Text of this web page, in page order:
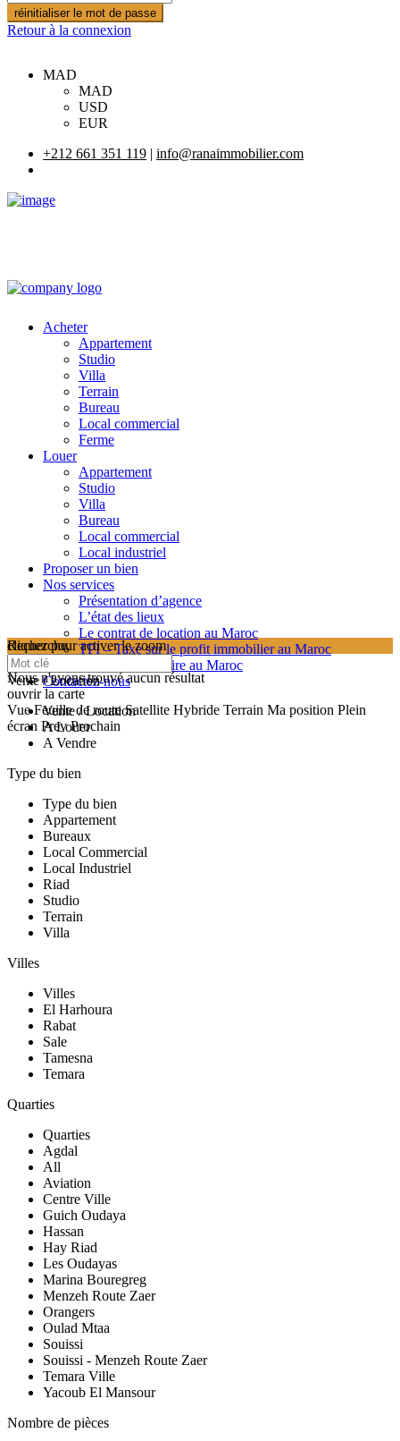
réinitialiser le mot de passe
Retour à la connexion
MAD
MAD
USD
EUR
+212 661 351 119 | info@ranaimmobilier.com
Acheter
Appartement
Studio
Villa
Terrain
Bureau
Local commercial
Ferme
Louer
Appartement
Studio
Villa
Bureau
Local commercial
Local industriel
Proposer un bien
Nos services
Présentation d’agence
L’état des lieux
Le contrat de location au Maroc
TPI – Taxe sur le profit immobilier au Maroc
Les frais de notaire au Maroc
Contactez-nous
cliquez pour activer le zoom
searching...
Nous n'avons trouvé aucun résultat
ouvrir la carte
Vue Feuille de route Satellite Hybride Terrain Ma position Plein
écran Prev Prochain
Recherche
Vente / Location
Vente / Location
A Louer
A Vendre
Type du bien
Type du bien
Appartement
Bureaux
Local Commercial
Local Industriel
Riad
Studio
Terrain
Villa
Villes
Villes
El Harhoura
Rabat
Sale
Tamesna
Temara
Quarties
Quarties
Agdal
All
Aviation
Centre Ville
Guich Oudaya
Hassan
Hay Riad
Les Oudayas
Marina Bouregreg
Menzeh Route Zaer
Orangers
Oulad Mtaa
Souissi
Souissi - Menzeh Route Zaer
Temara Ville
Yacoub El Mansour
Nombre de pièces